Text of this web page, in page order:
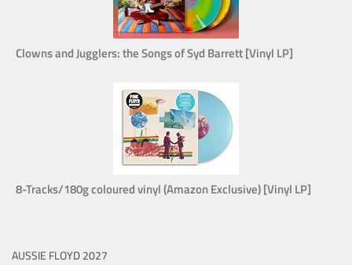
Clowns and Jugglers: the Songs of Syd Barrett [Vinyl LP]
8-Tracks/180g coloured vinyl (Amazon Exclusive) [Vinyl LP]
AUSSIE FLOYD 2027